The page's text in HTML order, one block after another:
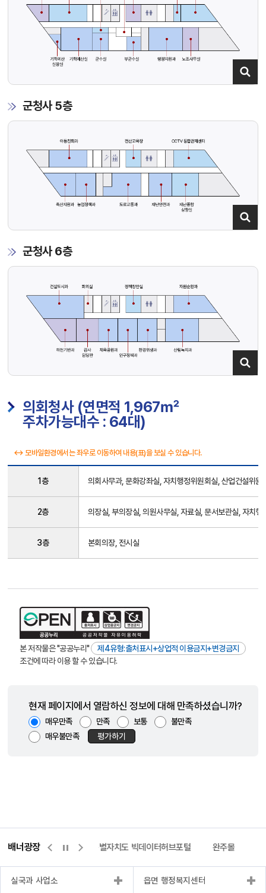
군청사 5층
군청사 6층
의회청사 (연면적 1,967㎡
주차가능대수 : 64대)
↔ 모바일환경에서는 좌우로 이동하여 내용(표)을 보실 수 있습니다.
청
내
1층 의회사무과, 문화강좌실, 자치행정위원회실, 산업건설위원
2층 의장실, 부의장실, 의원사무실, 자료실, 문서보관실, 자치
3층 본회의장, 전시실
본 저작물은 "공공누리"
제4유형:출처표시+상업적 이용금지+변경금지
조건에 따라 이용 할 수 있습니다.
현재 페이지에서 열람하신 정보에 대해 만족하셨습니까?
매우만족 만족 보통
불만족
매우불만족
평가하기
배너광장
터 위택스 전북특별자치도 빅데이터허브포털 완주몰
실국과 사업소 읍면 행정복지센터